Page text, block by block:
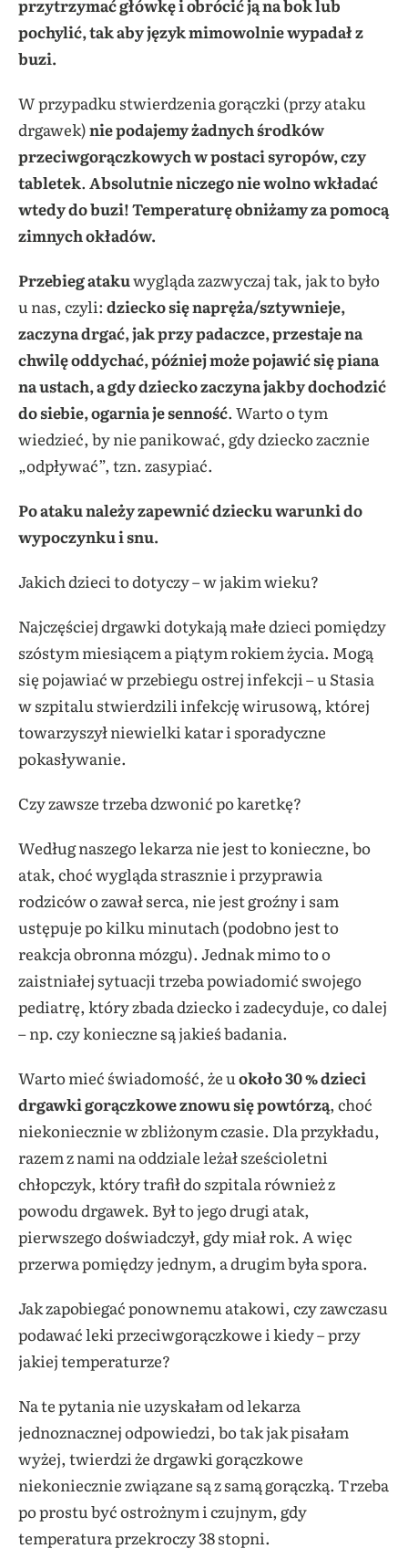
przytrzymać główkę i obrócić ją na bok lub
pochylić, tak aby język mimowolnie wypadał z
buzi.
W przypadku stwierdzenia gorączki (przy ataku
drgawek)nie podajemy żadnych środków
przeciwgorączkowych w postaci syropów, czy
tabletek. Absolutnie niczego nie wolno wkładać
wtedy do buzi! Temperaturę obniżamy za pomocą
zimnych okładów.
Przebieg atakuwygląda zazwyczaj tak, jak to było
u nas, czyli: dziecko się napręża/sztywnieje,
zaczyna drgać, jak przy padaczce, przestaje na
chwilę oddychać, później może pojawić się piana
na ustach, a gdy dziecko zaczyna jakby dochodzić
do siebie, ogarnia je senność. Warto o tym
wiedzieć, by nie panikować, gdy dziecko zacznie
„odpływać”, tzn. zasypiać.
Po ataku należy zapewnić dziecku warunki do
wypoczynku i snu.
Jakich dzieci to dotyczy – w jakim wieku?
Najczęściej drgawki dotykają małe dzieci pomiędzy
szóstym miesiącem a piątym rokiem życia. Mogą
się pojawiać w przebiegu ostrej infekcji – u Stasia
w szpitalu stwierdzili infekcję wirusową, której
towarzyszył niewielki katar i sporadyczne
pokasływanie.
Czy zawsze trzeba dzwonić po karetkę?
Według naszego lekarza nie jest to konieczne, bo
atak, choć wygląda strasznie i przyprawia
rodziców o zawał serca, nie jest groźny i sam
ustępuje po kilku minutach (podobno jest to
reakcja obronna mózgu). Jednak mimo to o
zaistniałej sytuacji trzeba powiadomić swojego
pediatrę, który zbada dziecko i zadecyduje, co dalej
– np. czy konieczne są jakieś badania.
Warto mieć świadomość, że u około 30 % dzieci
drgawki gorączkowe znowu się powtórzą, choć
niekoniecznie w zbliżonym czasie. Dla przykładu,
razem z nami na oddziale leżał sześcioletni
chłopczyk, który trafił do szpitala również z
powodu drgawek. Był to jego drugi atak,
pierwszego doświadczył, gdy miał rok. A więc
przerwa pomiędzy jednym, a drugim była spora.
Jak zapobiegać ponownemu atakowi, czy zawczasu
podawać leki przeciwgorączkowe i kiedy – przy
jakiej temperaturze?
Na te pytania nie uzyskałam od lekarza
jednoznacznej odpowiedzi, bo tak jak pisałam
wyżej, twierdzi że drgawki gorączkowe
niekoniecznie związane są z samą gorączką. Trzeba
po prostu być ostrożnym i czujnym, gdy
temperatura przekroczy 38 stopni.